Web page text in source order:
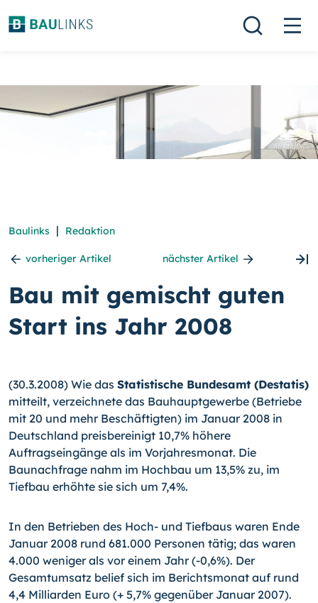
Baulinks | Redaktion
vorheriger Artikel nächster Artikel
Bau mit gemischt guten
Start ins Jahr 2008
(30.3.2008) Wie das Statistische Bundesamt (Destatis)
mitteilt, verzeichnete das Bauhauptgewerbe (Betriebe
mit 20 und mehr Beschäftigten) im Januar 2008 in
Deutschland preisbereinigt 10,7% höhere
Auftragseingänge als im Vorjahresmonat. Die
Baunachfrage nahm im Hochbau um 13,5% zu, im
Tiefbau erhöhte sie sich um 7,4%.
In den Betrieben des Hoch- und Tiefbaus waren Ende
Januar 2008 rund 681.000 Personen tätig; das waren
4.000 weniger als vor einem Jahr(-0,6%). Der
Gesamtumsatz belief sich im Berichtsmonat auf rund
4,4 Milliarden Euro (+ 5,7% gegenüber Januar 2007).